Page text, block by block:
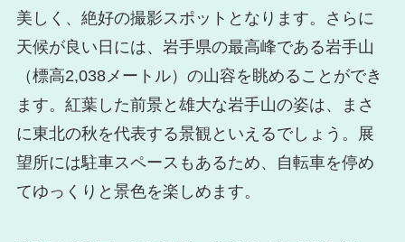
美しく、絶好の撮影スポットとなります。さらに
天候が良い日には、岩手県の最高峰である岩手山
（標高2,038メートル）の山容を眺めることができ
ます。紅葉した前景と雄大な岩手山の姿は、まさ
に東北の秋を代表する景観といえるでしょう。展
望所には駐車スペースもあるため、自転車を停め
てゆっくりと景色を楽しめます。